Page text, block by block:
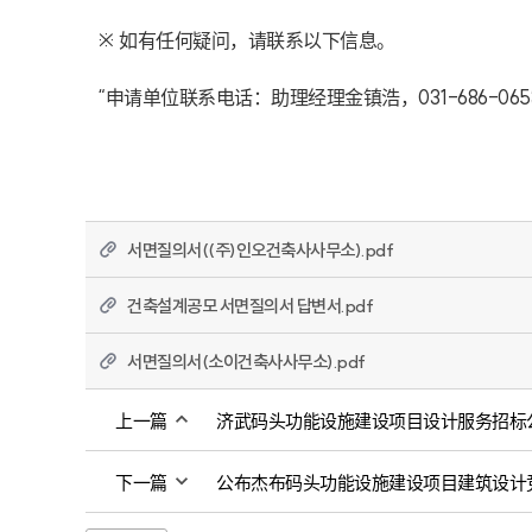
※ 如有任何疑问，请联系以下信息。
“申请单位联系电话：助理经理金镇浩，031-686-
서면질의서((주)인오건축사사무소).pdf
건축설계공모 서면질의서 답변서.pdf
서면질의서(소이건축사사무소).pdf
上一篇 济武码头功能设施建设项目设计服务招标
下一篇 公布杰布码头功能设施建设项目建筑设计